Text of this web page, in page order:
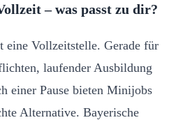
– was passt zu dir?
eine Vollzeitstelle. Gerade für
laufender Ausbildung
einer Pause bieten Minijobs
Alternative. Bayerische